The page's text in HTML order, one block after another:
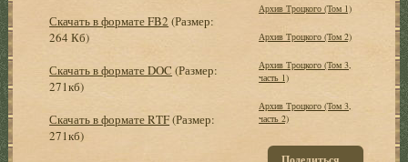
Скачать в формате FB2 (Размер:
264 Кб)
Скачать в формате DOC (Размер:
271кб)
Скачать в формате RTF(Размер:
271кб)
Архив Троцкого (Том 1)
Архив Троцкого (Том 2)
Архив Троцкого (Том 3,
часть 1)
Архив Троцкого (Том 3,
часть 2)